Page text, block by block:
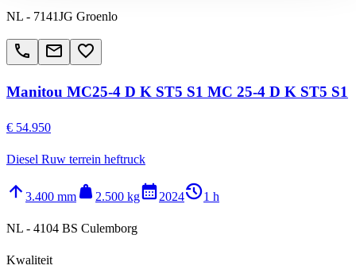
NL - 7141JG Groenlo
call email favorite_border
Manitou MC25-4 D K ST5 S1 MC 25-4 D K ST5 S1
€ 54.950
Diesel Ruw terrein heftruck
arrow_upward 3.400 mm weight 2.500 kgcalendar_month2024history_21 h
NL - 4104 BS Culemborg
Kwaliteit